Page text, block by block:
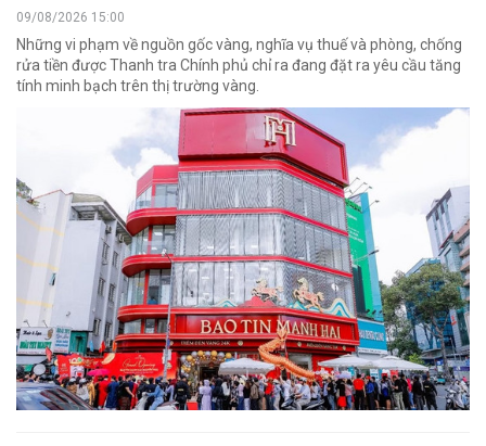
09/08/2026 15:00
Những vi phạm về nguồn gốc vàng, nghĩa vụ thuế và phòng, chống
rửa tiền được Thanh tra Chính phủ chỉ ra đang đặt ra yêu cầu tăng
tính minh bạch trên thị trường vàng.